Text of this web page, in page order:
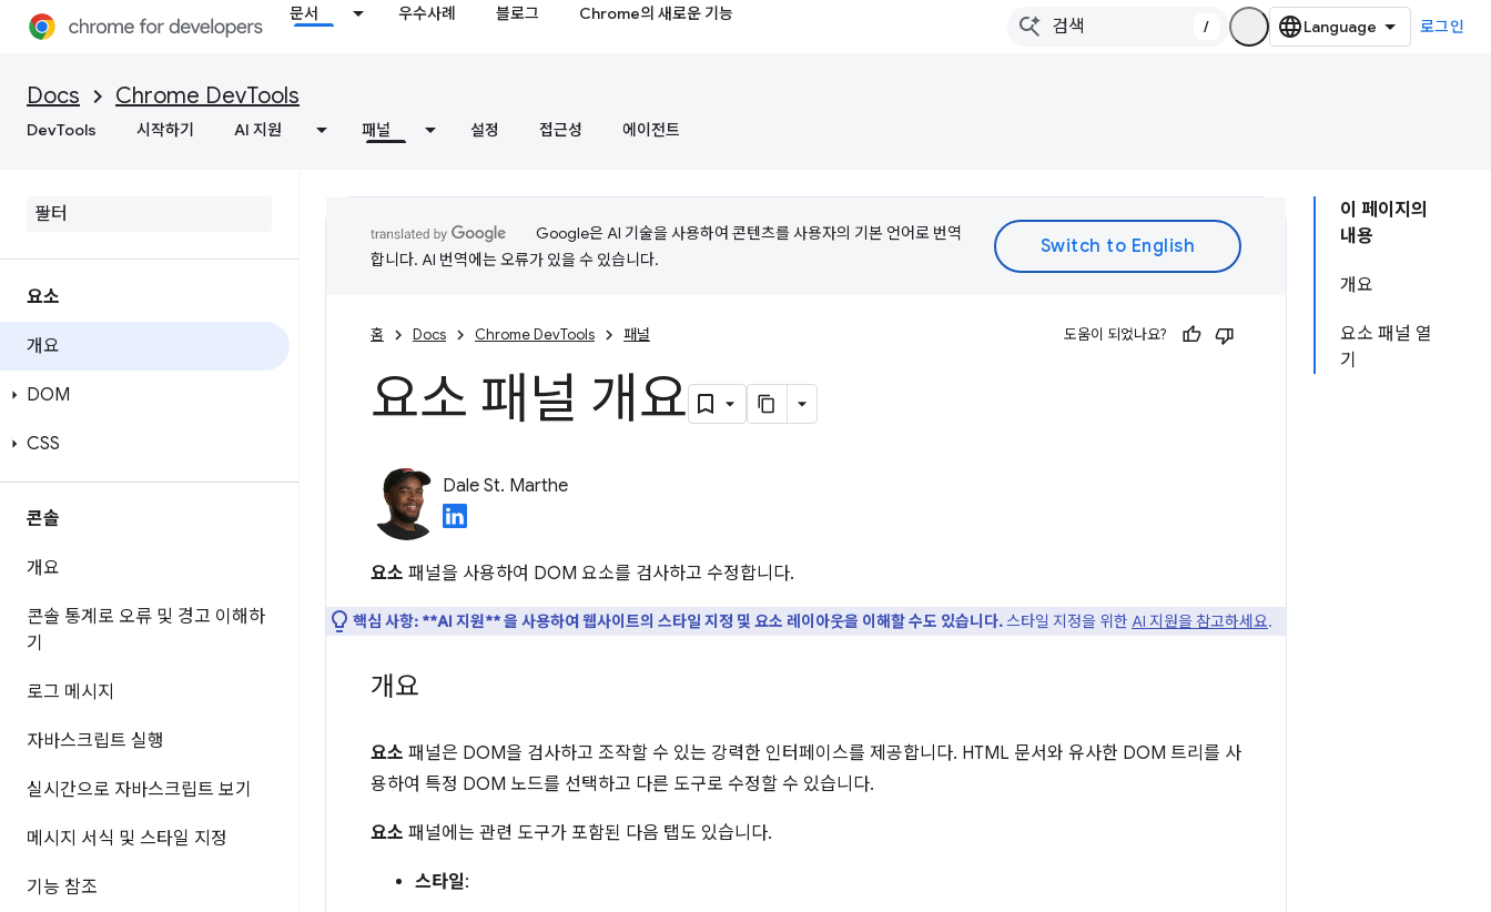
문서 우수사례 블로그 Chrome의 새로운 기능
/ 로그인
Docs Chrome DevTools
DevTools 시작하기 AI 지원 패널 설정 접근성 에이전트
요소
개요
DOM
CSS
콘솔
개요
콘솔 통계로 오류 및 경고 이해하
기
로그 메시지
자바스크립트 실행
실시간으로 자바스크립트 보기
메시지 서식 및 스타일 지정
기능 참조
이 페이지의
내용
개요
요소 패널 열
기
Google은 AI 기술을 사용하여 콘텐츠를 사용자의 기본 언어로 번역
합니다. AI 번역에는 오류가 있을 수 있습니다.
홈 Docs Chrome DevTools 패널 도움이 되었나요?
요소 패널 개요
Dale St. Marthe
요소 패널을 사용하여 DOM 요소를 검사하고 수정합니다.
핵심 사항: **AI 지원** 을 사용하여 웹사이트의 스타일 지정 및 요소 레이아웃을 이해할 수도 있습니다.스타일 지정을 위한 AI 지원을 참고하세요.
개요
요소 패널은 DOM을 검사하고 조작할 수 있는 강력한 인터페이스를 제공합니다. HTML 문서와 유사한 DOM 트리를 사
용하여 특정 DOM 노드를 선택하고 다른 도구로 수정할 수 있습니다.
요소 패널에는 관련 도구가 포함된 다음 탭도 있습니다.
스타일: